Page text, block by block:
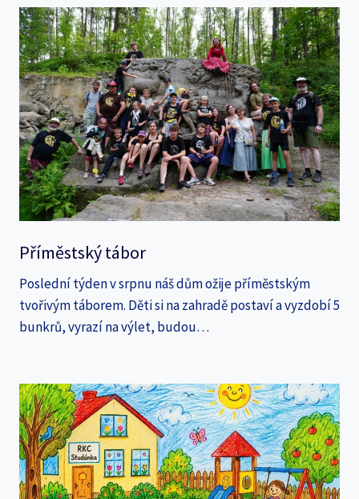
Příměstský tábor
Poslední týden v srpnu náš dům ožije příměstským
tvořivým táborem. Děti si na zahradě postaví a vyzdobí 5
bunkrů, vyrazí na výlet, budou…